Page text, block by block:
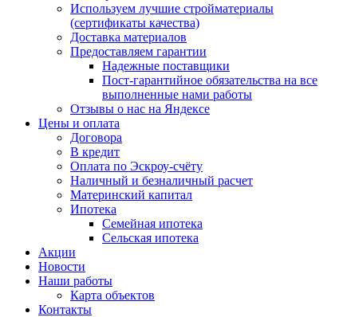
Используем лучшие стройматериалы
(сертификаты качества)
Доставка материалов
Предоставляем гарантии
Надежные поставщики
Пост-гарантийное обязательства на все
выполненные нами работы
Отзывы о нас на Яндексе
Цены и оплата
Договора
В кредит
Оплата по Эскроу-счёту
Наличный и безналичный расчет
Материнский капитал
Ипотека
Семейная ипотека
Сельская ипотека
Акции
Новости
Наши работы
Карта объектов
Контакты